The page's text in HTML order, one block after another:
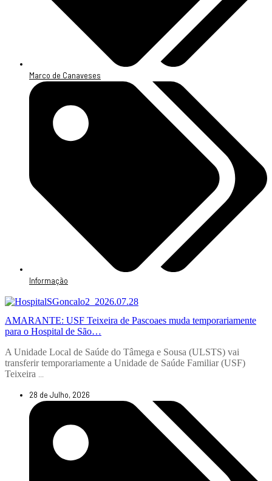
Marco de Canaveses
Informação
AMARANTE: USF Teixeira de Pascoaes muda temporariamente
para o Hospital de São…
A Unidade Local de Saúde do Tâmega e Sousa (ULSTS) vai
transferir temporariamente a Unidade de Saúde Familiar (USF)
Teixeira ...
28 de Julho, 2026